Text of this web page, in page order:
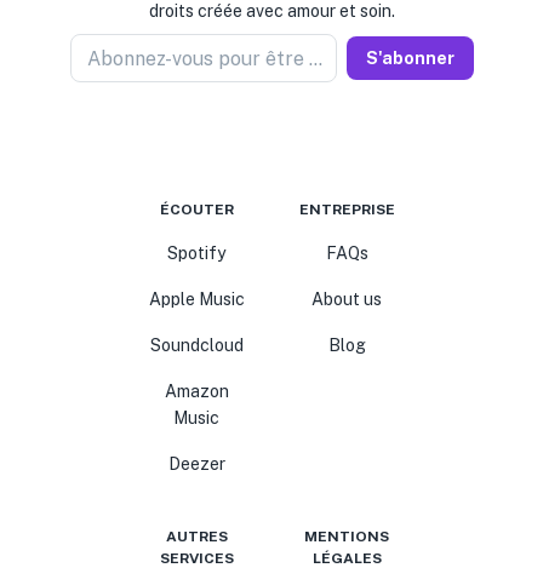
droits créée avec amour et soin.
Abonnez-vous pour être informé S'abonner
ÉCOUTER
Spotify
Apple Music
Soundcloud
Amazon
Music
Deezer
ENTREPRISE
FAQs
About us
Blog
AUTRES
SERVICES
MENTIONS
LÉGALES